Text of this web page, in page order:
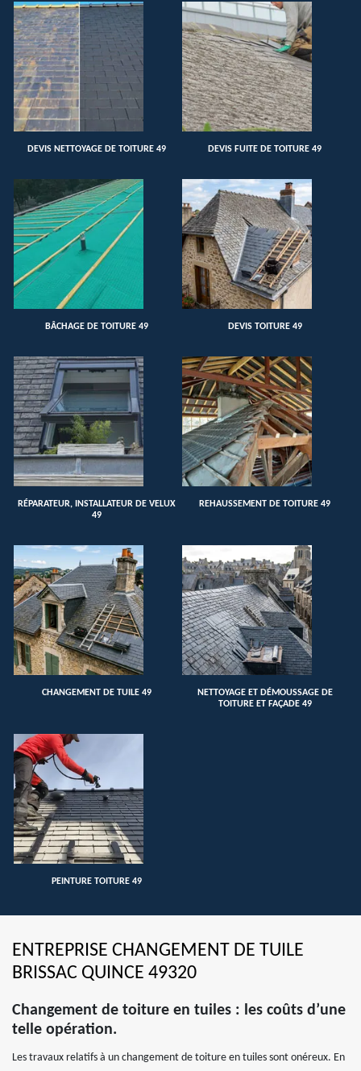
DEVIS NETTOYAGE DE TOITURE 49 DEVIS FUITE DE TOITURE 49
BÂCHAGE DE TOITURE 49 DEVIS TOITURE 49
RÉPARATEUR, INSTALLATEUR DE VELUX
49
REHAUSSEMENT DE TOITURE 49
CHANGEMENT DE TUILE 49
NETTOYAGE ET DÉMOUSSAGE DE
TOITURE ET FAÇADE 49
PEINTURE TOITURE 49
ENTREPRISE CHANGEMENT DE TUILE
BRISSAC QUINCE 49320
Changement de toiture en tuiles : les coûts d’une
telle opération.
Les travaux relatifs à un changement de toiture en tuiles sont onéreux. En